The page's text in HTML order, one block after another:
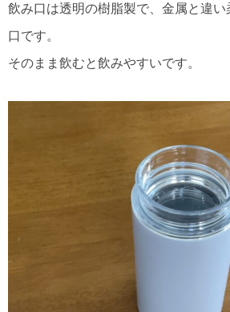
飲み口は透明の樹脂製で、金属と違
口です。
そのまま飲むと飲みやすいです。